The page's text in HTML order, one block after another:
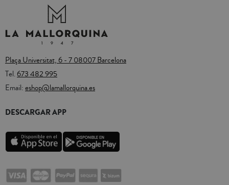
Plaça Universitat, 6 - 7 08007 Barcelona
Tel.673 482 995
Email:eshop@lamallorquina.es
DESCARGAR APP